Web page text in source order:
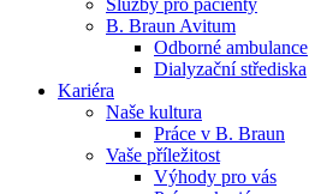
Služby pro pacienty
B. Braun Avitum
Odborné ambulance
Dialyzační střediska
Kariéra
Naše kultura
Práce v B. Braun
Vaše příležitost​
Výhody pro vás